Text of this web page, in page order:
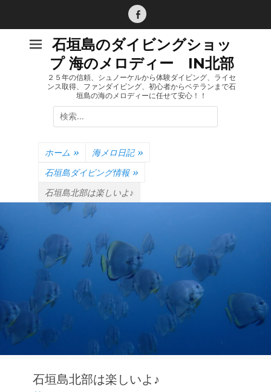
Facebook
石垣島のダイビングショッ
プ 海のメロディー IN北部
２５年の信頼、シュノーケルから体験ダイビング、ライセ
ンス取得、ファンダイビング、初心者からベテランまで石
垣島の海のメロディーに任せて安心！！
検
索:
ホーム » 海メロ日記 »
石垣島ダイビング情報 »
石垣島北部は楽しいよ♪
石垣島北部は楽しいよ♪